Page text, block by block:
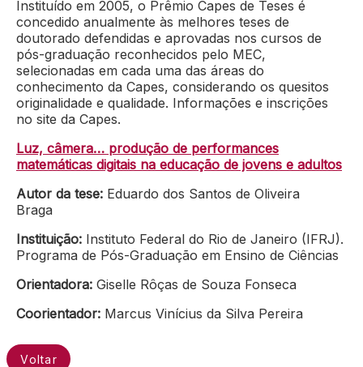
Instituído em 2005, o Prêmio Capes de Teses é
concedido anualmente às melhores teses de
doutorado defendidas e aprovadas nos cursos de
pós-graduação reconhecidos pelo MEC,
selecionadas em cada uma das áreas do
conhecimento da Capes, considerando os quesitos
originalidade e qualidade. Informações e inscrições
no site da Capes.
Luz, câmera… produção de performances
matemáticas digitais na educação de jovens e adultos
Autor da tese: Eduardo dos Santos de Oliveira
Braga
Instituição: Instituto Federal do Rio de Janeiro (IFRJ).
Programa de Pós-Graduação em Ensino de Ciências
Orientadora: Giselle Rôças de Souza Fonseca
Coorientador: Marcus Vinícius da Silva Pereira
Voltar